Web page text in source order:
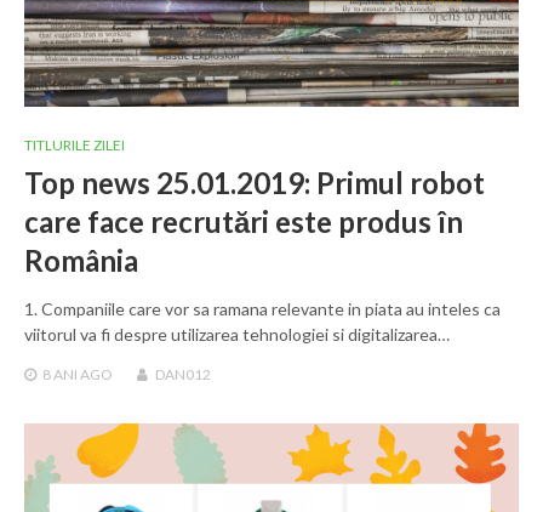
TITLURILE ZILEI
Top news 25.01.2019: Primul robot
care face recrutări este produs în
România
1. Companiile care vor sa ramana relevante in piata au inteles ca
viitorul va fi despre utilizarea tehnologiei si digitalizarea…
8 ANI AGO DAN012